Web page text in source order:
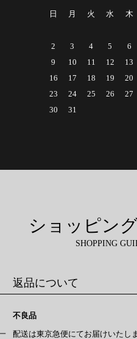
日 月 火 水 木
2
3 4 5 6
9
10 11 12 13
16
17 18 19 20
23
24 25 26 27
30
31
ショッピン
SHOPPING
返品について
不良品
配送は東京急便にてお届けいたし